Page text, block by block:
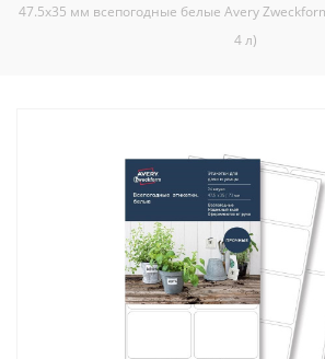
47.5х35 мм всепогодные белые Avery
4 л)